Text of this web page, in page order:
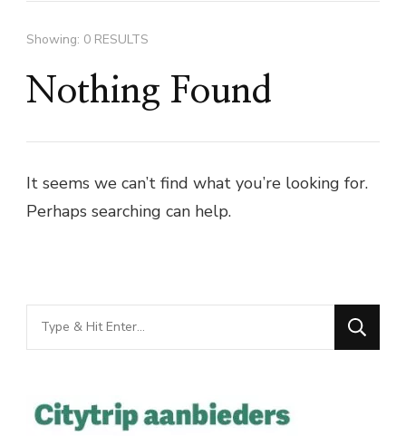
Showing: 0 RESULTS
Nothing Found
It seems we can’t find what you’re looking for.
Perhaps searching can help.
Looking
for